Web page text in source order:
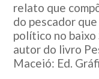
relato que
do pescador
político no baixo
autor do livro
Maceió: Ed.